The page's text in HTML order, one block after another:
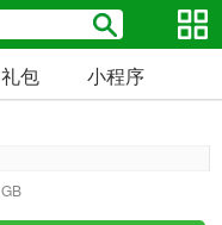
礼包 小程序